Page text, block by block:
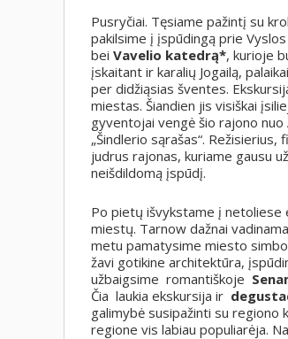
Pusryčiai. Tęsiame pažintį su
pakilsime į įspūdingą prie
bei Vavelio katedrą*, kurioje
įskaitant ir karalių Jogailą,
per didžiąsias šventes.
miestas. Šiandien jis visiškai
gyventojai vengė šio rajono
„Šindlerio sąrašas“.
judrus rajonas, kuriame gausu
neišdildomą įspūdį.
Po pietų išvykstame į netoliese
miestų. Tarnow dažnai
metu pamatysime miesto
žavi gotikine architektūra,
užbaigsime romantiškoje
Čia laukia ekskursija ir
galimybė susipažinti su regiono
regione vis labiau populiarėja.